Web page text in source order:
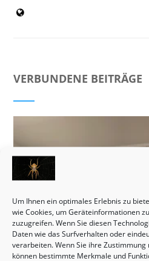
Um Ihnen ein optimales Erlebnis zu
wie Cookies, um Geräteinformationen
zuzugreifen. Wenn Sie diesen
Daten wie das Surfverhalten oder
verarbeiten. Wenn Sie ihre
können bestimmte Merkmale und
VERBUNDENE BEITRÄGE